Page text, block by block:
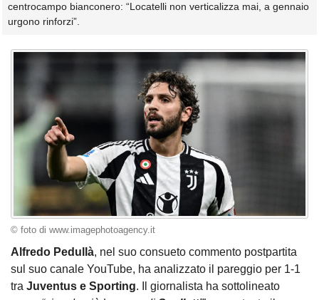
centrocampo bianconero: “Locatelli non verticalizza mai, a gennaio
urgono rinforzi”.
© foto di www.imagephotoagency.it
Alfredo Pedullà, nel suo consueto commento postpartita
sul suo canale YouTube, ha analizzato il pareggio per 1-1
tra Juventus e Sporting. Il giornalista ha sottolineato